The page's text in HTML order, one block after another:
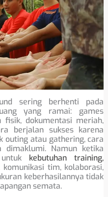
sering berhenti pada
yang ramai: games
fisik, dokumentasi meriah,
berjalan sukses karena
outing atau gathering, cara
Namun ketika
kebutuhan training,
komunikasi tim, kolaborasi,
keberhasilannya tidak
semata.